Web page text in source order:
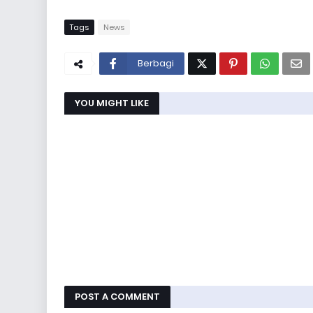
Tags News
Berbagi
YOU MIGHT LIKE
POST A COMMENT